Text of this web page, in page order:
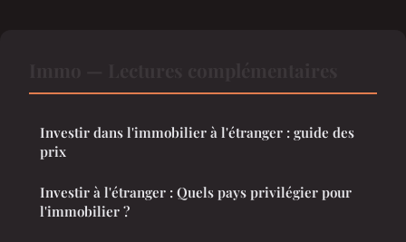
Investir dans l'immobilier à l'étranger : guide des
prix
Investir à l'étranger : Quels pays privilégier pour
l'immobilier ?